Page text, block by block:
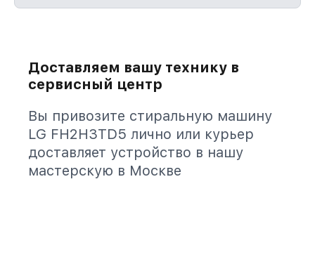
Доставляем вашу технику в
сервисный центр
Вы привозите стиральную машину
LG FH2H3TD5 лично или курьер
доставляет устройство в нашу
мастерскую в Москве